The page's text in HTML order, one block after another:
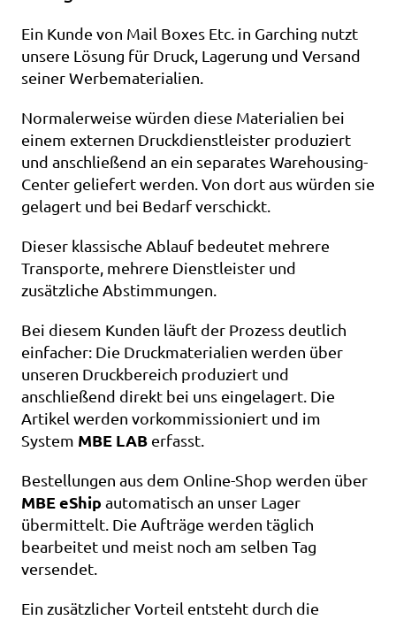
Ein Kunde von Mail Boxes Etc. in Garching nutzt
unsere Lösung für Druck, Lagerung und Versand
seiner Werbematerialien.
Normalerweise würden diese Materialien bei
einem externen Druckdienstleister produziert
und anschließend an ein separates Warehousing-
Center geliefert werden. Von dort aus würden sie
gelagert und bei Bedarf verschickt.
Dieser klassische Ablauf bedeutet mehrere
Transporte, mehrere Dienstleister und
zusätzliche Abstimmungen.
Bei diesem Kunden läuft der Prozess deutlich
einfacher: Die Druckmaterialien werden über
unseren Druckbereich produziert und
anschließend direkt bei uns eingelagert. Die
Artikel werden vorkommissioniert und im
System MBE LAB erfasst.
MBE eShip automatisch an unser Lager
übermittelt. Die Aufträge werden täglich
bearbeitet und meist noch am selben Tag
versendet.
Ein zusätzlicher Vorteil entsteht durch die